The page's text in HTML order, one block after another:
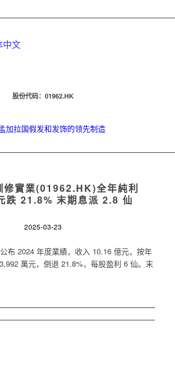
中文
股份代码：01962.HK
修實業(01962.HK)全年純利
跌 21.8% 末期息派 2.8 仙
2025-03-23
布 2024 年度業績，收入 10.16 億元，按年
萬元，倒退 21.8%，每股盈利 6 仙。末